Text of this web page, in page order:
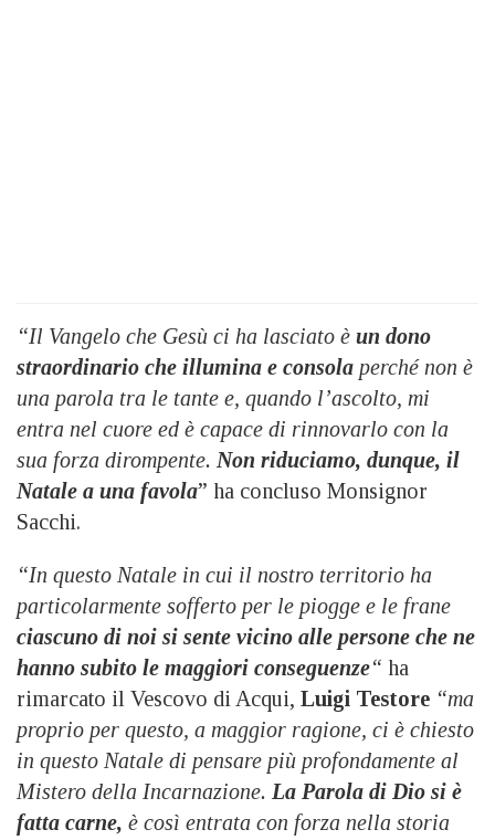
“Il Vangelo che Gesù ci ha lasciato è un dono
straordinario che illumina e consola perché non è
una parola tra le tante e, quando l’ascolto, mi
entra nel cuore ed è capace di rinnovarlo con la
sua forza dirompente. Non riduciamo, dunque, il
Natale a una favola” ha concluso Monsignor
Sacchi.
“In questo Natale in cui il nostro territorio ha
particolarmente sofferto per le piogge e le frane
ciascuno di noi si sente vicino alle persone che ne
hanno subito le maggiori conseguenze“ ha
rimarcato il Vescovo di Acqui, Luigi Testore “ma
proprio per questo, a maggior ragione, ci è chiesto
in questo Natale di pensare più profondamente al
Mistero della Incarnazione. La Parola di Dio si è
fatta carne, è così entrata con forza nella storia